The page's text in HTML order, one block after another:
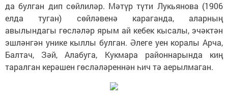
да булган дип сөйлиләр. Мәтүр түти Лукьянова (1906
елда туган) сөйләвенә караганда, аларның
авылындагы гөсләләр ярым ай кебек кысалы, эчәктән
эшләнгән унике кыллы булган. Әлеге уен коралы Арча,
Балтач, Зәй, Алабуга, Кукмара районнарында киң
таралган керәшен гөсләләреннән һич тә аерылмаган.